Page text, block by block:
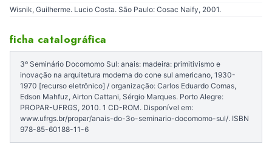
Wisnik, Guilherme. Lucio Costa. São Paulo: Cosac Naify, 2001.
ficha catalográfica
3º Seminário Docomomo Sul: anais: madeira: primitivismo e
inovação na arquitetura moderna do cone sul americano, 1930-
1970 [recurso eletrônico] / organização: Carlos Eduardo Comas,
Edson Mahfuz, Airton Cattani, Sérgio Marques. Porto Alegre:
PROPAR-UFRGS, 2010. 1 CD-ROM. Disponível em:
www.ufrgs.br/propar/anais-do-3o-seminario-docomomo-sul/. ISBN
978-85-60188-11-6